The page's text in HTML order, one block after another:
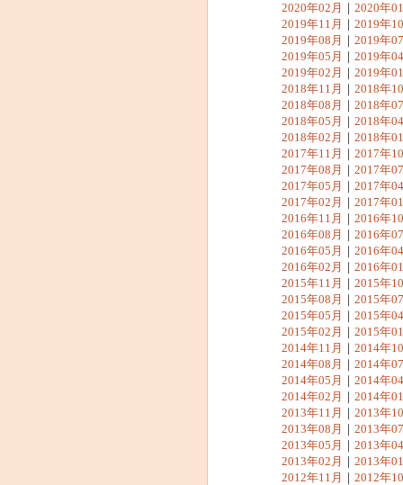
2020年02月 ｜ 2020年
2019年11月 ｜ 2019年
2019年08月 ｜ 2019年
2019年05月 ｜ 2019年
2019年02月 ｜ 2019年
2018年11月 ｜ 2018年
2018年08月 ｜ 2018年
2018年05月 ｜ 2018年
2018年02月 ｜ 2018年
2017年11月 ｜ 2017年
2017年08月 ｜ 2017年
2017年05月 ｜ 2017年
2017年02月 ｜ 2017年
2016年11月 ｜ 2016年
2016年08月 ｜ 2016年
2016年05月 ｜ 2016年
2016年02月 ｜ 2016年
2015年11月 ｜ 2015年
2015年08月 ｜ 2015年
2015年05月 ｜ 2015年
2015年02月 ｜ 2015年
2014年11月 ｜ 2014年
2014年08月 ｜ 2014年
2014年05月 ｜ 2014年
2014年02月 ｜ 2014年
2013年11月 ｜ 2013年
2013年08月 ｜ 2013年
2013年05月 ｜ 2013年
2013年02月 ｜ 2013年
2012年11月 ｜ 2012年